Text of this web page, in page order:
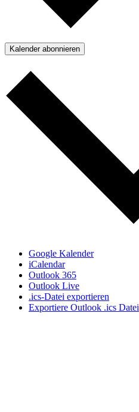
Kalender abonnieren
Google Kalender
iCalendar
Outlook 365
Outlook Live
.ics-Datei exportieren
Exportiere Outlook .ics Datei